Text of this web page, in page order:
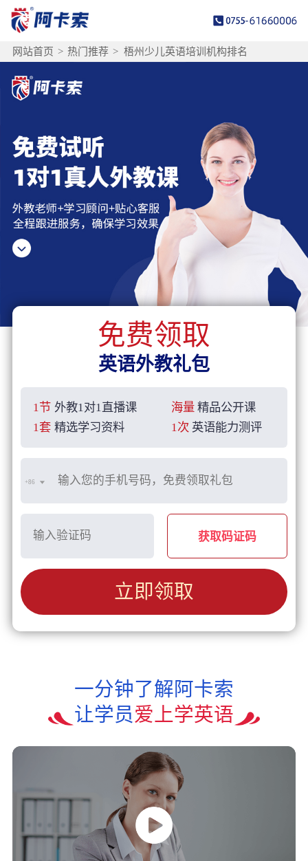
网站首页 > 热门推荐 > 梧州少儿英语培训机构排名
免费领取
英语外教礼包
1节 外教1对1直播课 海量 精品公开课
1套 精选学习资料 1次 英语能力测评
+86
获取码证码
立即领取
一分钟了解阿卡索
让学员爱上学英语